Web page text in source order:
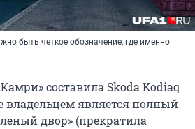
быть четкое обозначение, где именно
составила Skoda Kodiaq
владельцем является полный
двор» (прекратила